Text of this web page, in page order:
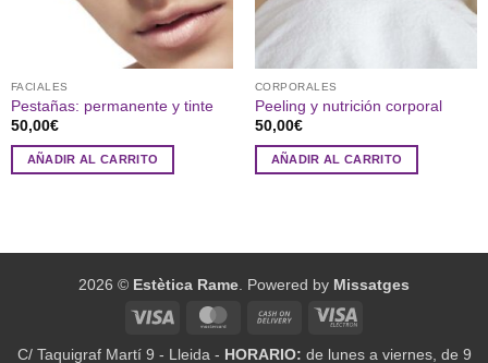
FACIALES
Pestañas: permanente y tinte
50,00€
AÑADIR AL CARRITO
CORPORALES
Peeling y nutrición corporal
50,00€
AÑADIR AL CARRITO
2026 © Estètica Rame . Powered by Missatges
Visa
MasterCardCash
Visa
C/ Taquigraf Martí 9 - Lleida - HORARIO: de lunes a viernes, de 9